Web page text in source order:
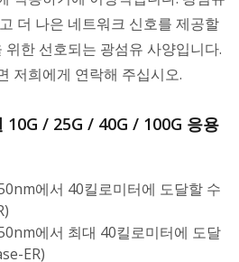
더 나은 네트워크 신호를 제공할
한 선호되는 광섬유 사양입니다.
저희에게 연락해 주십시오.
10G / 25G / 40G / 100G 응용
에서 40킬로미터에 도달할 수
에서 최대 40킬로미터에 도달
ER)